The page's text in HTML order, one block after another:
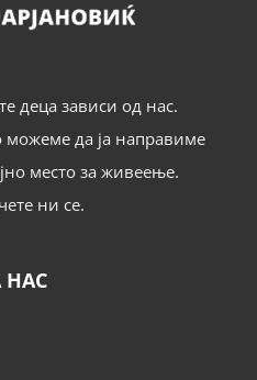
деца зависи од нас.
да ја направиме
место за живеење.
ни се.
НАС